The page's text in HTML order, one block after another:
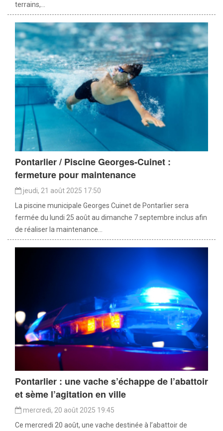
terrains,...
Pontarlier / Piscine Georges-Cuinet :
fermeture pour maintenance
jeudi, 21 août 2025 17:50
La piscine municipale Georges Cuinet de Pontarlier sera
fermée du lundi 25 août au dimanche 7 septembre inclus afin
de réaliser la maintenance...
Pontarlier : une vache s’échappe de l’abattoir
et sème l’agitation en ville
mercredi, 20 août 2025 19:45
Ce mercredi 20 août, une vache destinée à l’abattoir de